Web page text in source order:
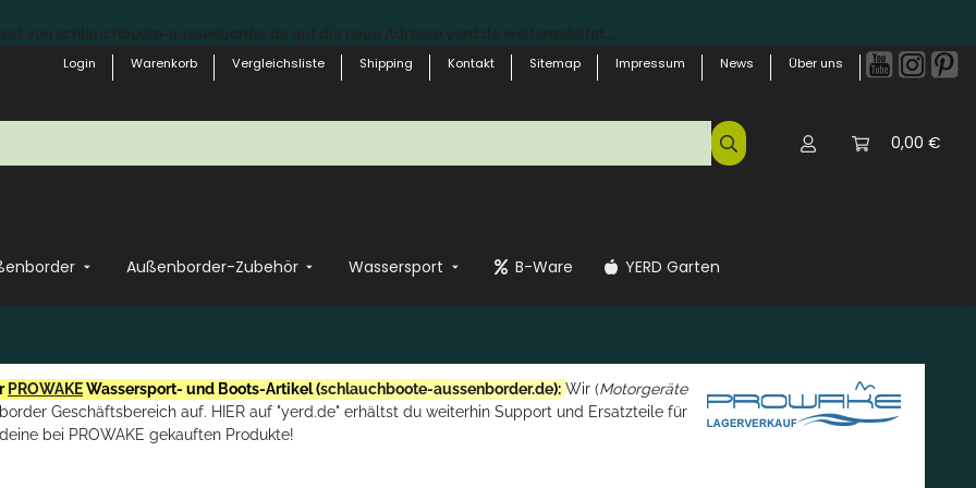
Login
Warenkorb Vergleichsliste Shipping Kontakt Sitemap Impressum News Über uns
0,00 €
Außenborder-Zubehör Wassersport B-Ware YERD Garten
PROWAKEWassersport- und Boots-Artikel (schlauchboote-aussenborder.de): Wir (Motorgeräte
Geschäftsbereich auf. HIER auf "yerd.de" erhältst du weiterhin Support und Ersatzteile für
deine bei PROWAKE gekauften Produkte!